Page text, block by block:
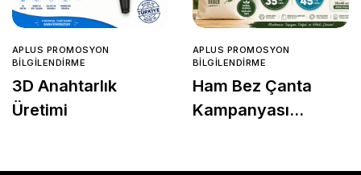
APLUS PROMOSYON
BILGILENDIRME
3D Anahtarlık
Üretimi
APLUS PROMOSYON
BILGILENDIRME
Ham Bez Çanta
Kampanyası